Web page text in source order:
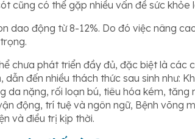
cũng có thể gặp nhiều vấn đề sức khỏe
dao động từ 8-12%. Do đó việc nâng
chưa phát triển đầy đủ, đặc biệt là các
đến nhiều thách thức sau sinh như:
da nặng, rối loạn bú, tiêu hóa kém, tăng
động, trí tuệ và ngôn ngữ, Bệnh võng
và điều trị kịp thời.